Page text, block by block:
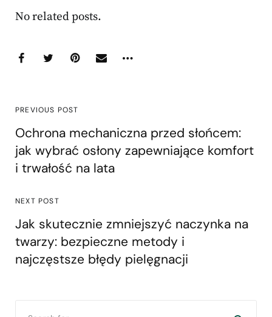
No related posts.
PREVIOUS POST
Ochrona mechaniczna przed słońcem:
jak wybrać osłony zapewniające komfort
i trwałość na lata
NEXT POST
Jak skutecznie zmniejszyć naczynka na
twarzy: bezpieczne metody i
najczęstsze błędy pielęgnacji